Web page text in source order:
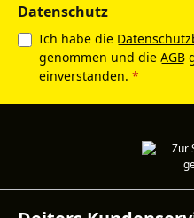
Datenschutz
Ich habe die
genommen und die AGB
einverstanden. *